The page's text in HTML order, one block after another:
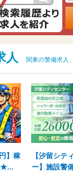
人 関東の警備求人
】稼
★...
【汐留シテ
ー】施設警